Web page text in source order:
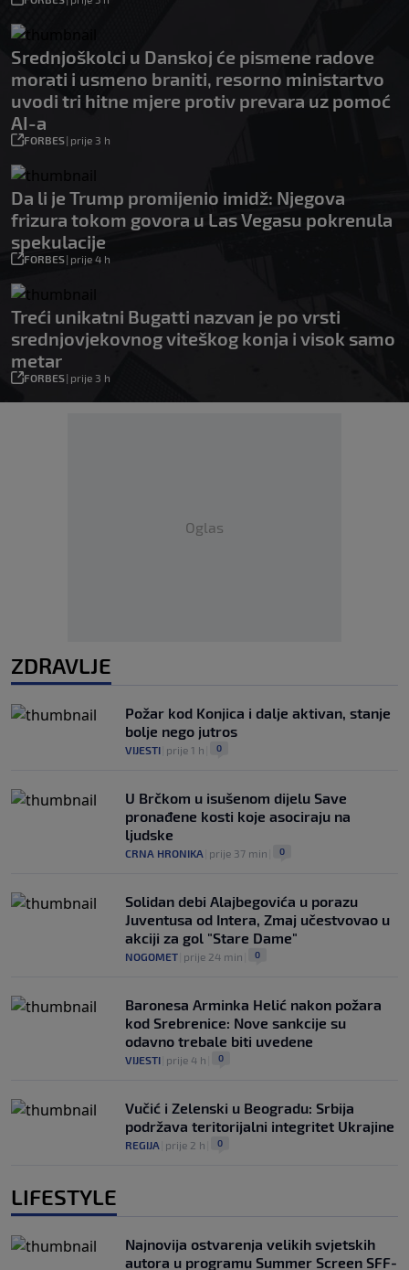
Srednjoškolci u Danskoj će pismene radove
morati i usmeno braniti, resorno ministartvo
uvodi tri hitne mjere protiv prevara uz pomoć
AI-a
FORBES| prije 3 h
Da li je Trump promijenio imidž: Njegova
frizura tokom govora u Las Vegasu pokrenula
spekulacije
FORBES| prije 4 h
Treći unikatni Bugatti nazvan je po vrsti
srednjovjekovnog viteškog konja i visok samo
metar
FORBES| prije 3 h
Oglas
ZDRAVLJE
Požar kod Konjica i dalje aktivan, stanje
bolje nego jutros
VIJESTI prije 1 h 0
U Brčkom u isušenom dijelu Save
pronađene kosti koje asociraju na
ljudske
CRNA HRONIKA prije 37 min 0
Solidan debi Alajbegovića u porazu
Juventusa od Intera, Zmaj učestvovao u
akciji za gol "Stare Dame"
NOGOMET prije 24 min 0
Baronesa Arminka Helić nakon požara
kod Srebrenice: Nove sankcije su
odavno trebale biti uvedene
VIJESTI prije 4 h 0
Vučić i Zelenski u Beogradu: Srbija
podržava teritorijalni integritet Ukrajine
REGIJA prije 2 h 0
LIFESTYLE
Najnovija ostvarenja velikih svjetskih
autora u programu Summer Screen SFF-